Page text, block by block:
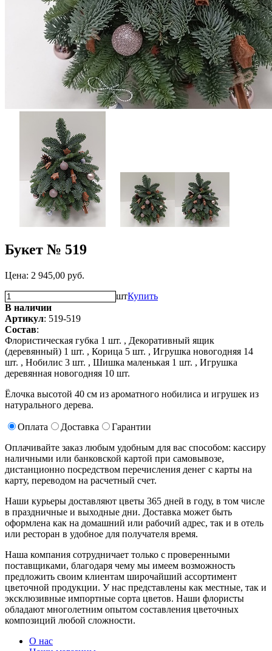
Букет № 519
Цена: 2 945,00 руб.
штКупить
В наличии
Артикул: 519-519
Состав:
Флористическая губка 1 шт. , Декоративный ящик
(деревянный) 1 шт. , Корица 5 шт. , Игрушка новогодняя 14
шт. , Нобилис 3 шт. , Шишка маленькая 1 шт. , Игрушка
деревянная новогодняя 10 шт.
Ёлочка высотой 40 см из ароматного нобилиса и игрушек из
натурального дерева.
Оплата Доставка
Гарантии
Оплачивайте заказ любым удобным для вас способом: кассиру
наличными или банковской картой при самовывозе,
дистанционно посредством перечисления денег с карты на
карту, переводом на расчетный счет.
Наши курьеры доставляют цветы 365 дней в году, в том числе
в праздничные и выходные дни. Доставка может быть
оформлена как на домашний или рабочий адрес, так и в отель
или ресторан в удобное для получателя время.
Наша компания сотрудничает только с проверенными
поставщиками, благодаря чему мы имеем возможность
предложить своим клиентам широчайший ассортимент
цветочной продукции. У нас представлены как местные, так и
эксклюзивные импортные сорта цветов. Наши флористы
обладают многолетним опытом составления цветочных
композиций любой сложности.
О нас